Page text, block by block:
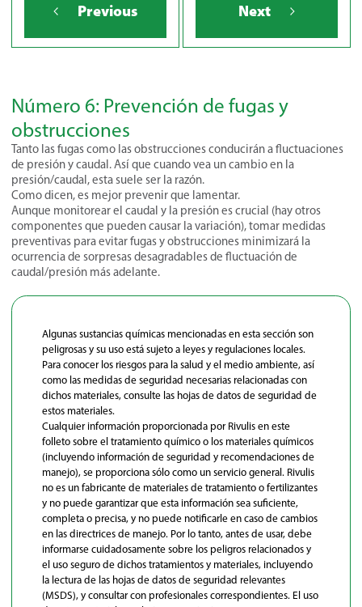
Previous Next
Número 6: Prevención de fugas y
obstrucciones
Tanto las fugas como las obstrucciones conducirán a fluctuaciones
de presión y caudal. Así que cuando vea un cambio en la
presión/caudal, esta suele ser la razón.
Como dicen, es mejor prevenir que lamentar.
Aunque monitorear el caudal y la presión es crucial (hay otros
componentes que pueden causar la variación), tomar medidas
preventivas para evitar fugas y obstrucciones minimizará la
ocurrencia de sorpresas desagradables de fluctuación de
caudal/presión más adelante.
Algunas sustancias químicas mencionadas en esta sección son
peligrosas y su uso está sujeto a leyes y regulaciones locales.
Para conocer los riesgos para la salud y el medio ambiente, así
como las medidas de seguridad necesarias relacionadas con
dichos materiales, consulte las hojas de datos de seguridad de
estos materiales.
Cualquier información proporcionada por Rivulis en este
folleto sobre el tratamiento químico o los materiales químicos
(incluyendo información de seguridad y recomendaciones de
manejo), se proporciona sólo como un servicio general. Rivulis
no es un fabricante de materiales de tratamiento o fertilizantes
y no puede garantizar que esta información sea suficiente,
completa o precisa, y no puede notificarle en caso de cambios
en las directrices de manejo. Por lo tanto, antes de usar, debe
informarse cuidadosamente sobre los peligros relacionados y
el uso seguro de dichos tratamientos y materiales, incluyendo
la lectura de las hojas de datos de seguridad relevantes
(MSDS), y consultar con profesionales correspondientes. El uso